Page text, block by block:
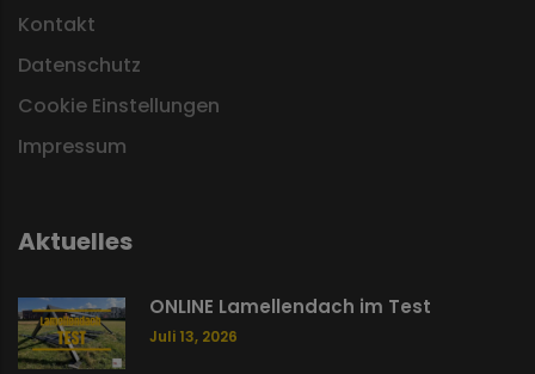
Kontakt
Datenschutz
Cookie Einstellungen
Impressum
Aktuelles
ONLINE Lamellendach im Test
Juli 13, 2026